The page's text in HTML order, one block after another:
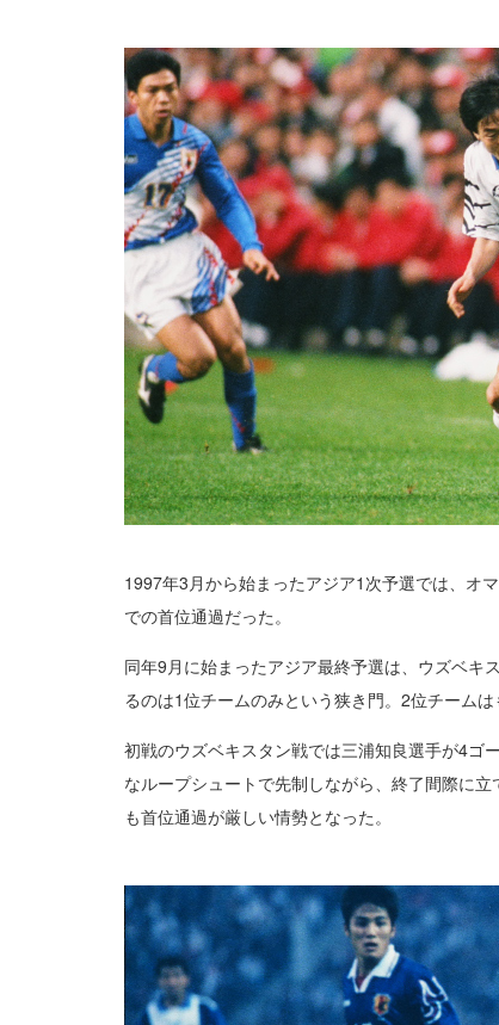
1997年3月から始まったアジア1次予選では、オ
での首位通過だった。
同年9月に始まったアジア最終予選は、ウズベキ
るのは1位チームのみという狭き門。2位チーム
初戦のウズベキスタン戦では三浦知良選手が4ゴ
なループシュートで先制しながら、終了間際に
も首位通過が厳しい情勢となった。